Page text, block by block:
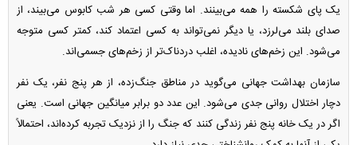
یک پای شکسته را همه می‌بینند. اما وقتی کسی هر شب کابوس می‌بیند، از
صدای بلند می‌لرزد، یا دیگر نمی‌تواند به کسی اعتماد کند، کمتر کسی متوجه
می‌شود. این زخم‌های نادیده، اغلب دردناک‌تر از زخم‌های جسمی‌اند.
سازمان بهداشت جهانی می‌گوید در مناطق جنگ‌زده، از هر پنج نفر، یک نفر
دچار اختلال روانی جدی می‌شود. این عدد دو برابر میانگین جهانی است. یعنی
اگر در یک خانه پنج نفر زندگی کنند که جنگ را از نزدیک تجربه کرده‌اند، احتمالاً